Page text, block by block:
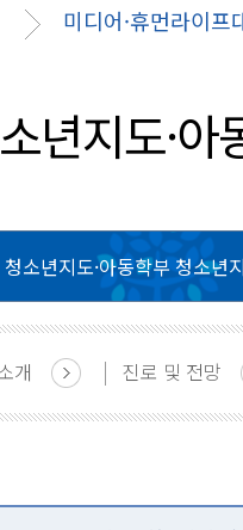
미디어·휴먼라이프
년지도·
개 진로 및 전망